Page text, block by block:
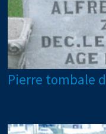
Pierre tombale